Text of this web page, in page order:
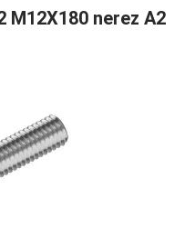
M12X180 nerez A2